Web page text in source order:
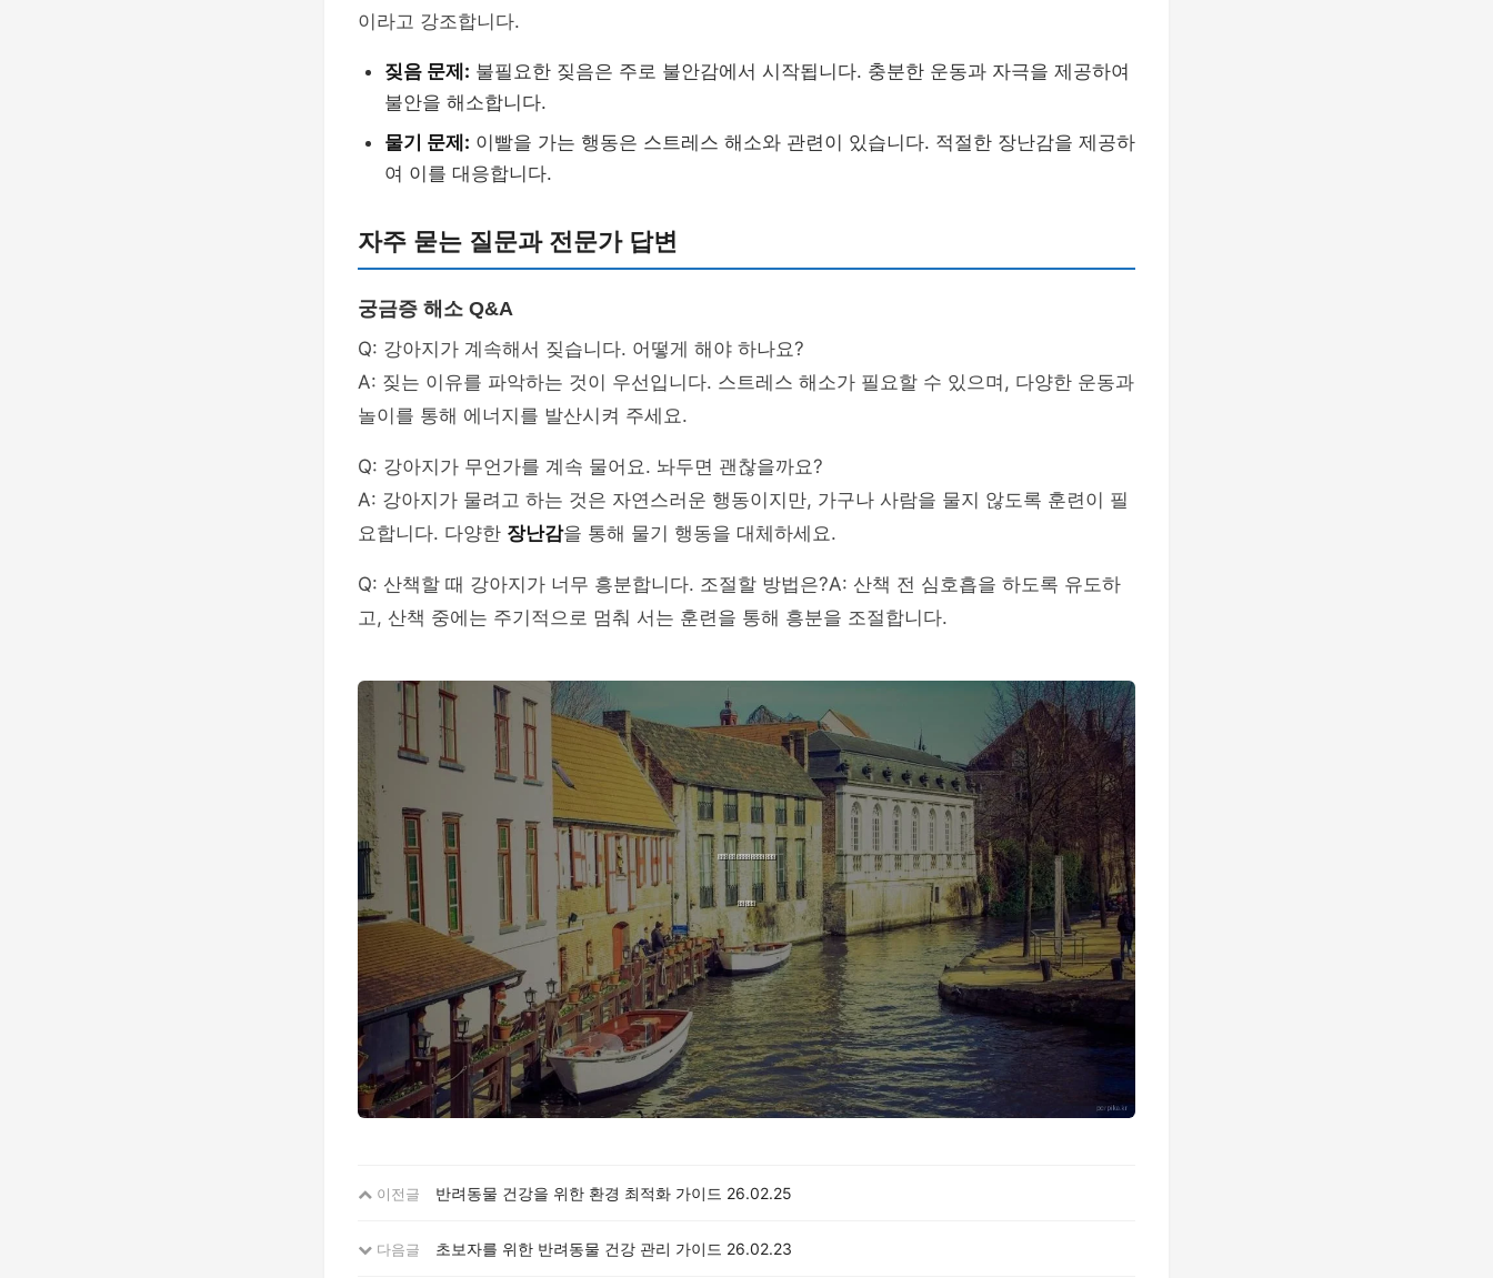
이라고 강조합니다.
짖음 문제: 불필요한 짖음은 주로 불안감에서 시작됩니다. 충분한 운동과 자극을 제공하여
불안을 해소합니다.
물기 문제: 이빨을 가는 행동은 스트레스 해소와 관련이 있습니다. 적절한 장난감을 제공하
여 이를 대응합니다.
자주 묻는 질문과 전문가 답변
궁금증 해소 Q&A
Q: 강아지가 계속해서 짖습니다. 어떻게 해야 하나요?
A: 짖는 이유를 파악하는 것이 우선입니다. 스트레스 해소가 필요할 수 있으며, 다양한 운동과
놀이를 통해 에너지를 발산시켜 주세요.
Q: 강아지가 무언가를 계속 물어요. 놔두면 괜찮을까요?
A: 강아지가 물려고 하는 것은 자연스러운 행동이지만, 가구나 사람을 물지 않도록 훈련이 필
요합니다. 다양한 장난감을 통해 물기 행동을 대체하세요.
Q: 산책할 때 강아지가 너무 흥분합니다. 조절할 방법은?A: 산책 전 심호흡을 하도록 유도하
고, 산책 중에는 주기적으로 멈춰 서는 훈련을 통해 흥분을 조절합니다.
이전글 반려동물 건강을 위한 환경 최적화 가이드 26.02.25
다음글 초보자를 위한 반려동물 건강 관리 가이드 26.02.23